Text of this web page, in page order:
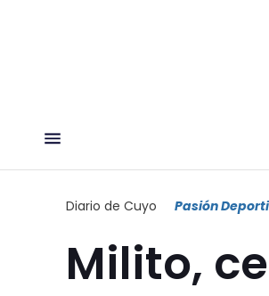
Diario de Cuyo Pasión
Milito,